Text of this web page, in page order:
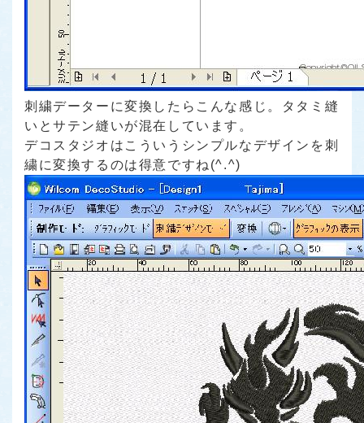
刺繍データーに変換したらこんな感じ。タタミ縫
いとサテン縫いが混在しています。
デコスタジオはこういうシンプルなデザインを刺
繍に変換するのは得意ですね(^.^)